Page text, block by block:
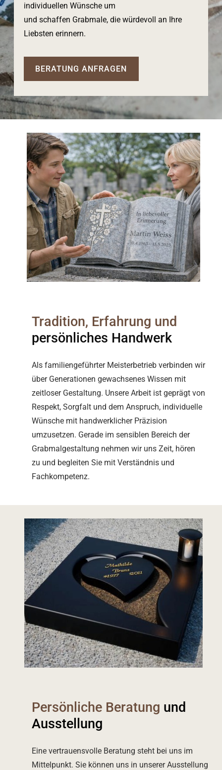
individuellen Wünsche um
und schaffen Grabmale, die würdevoll an Ihre
Liebsten erinnern.
BERATUNG ANFRAGEN
Tradition, Erfahrung und
persönliches Handwerk
Als familiengeführter Meisterbetrieb verbinden wir
über Generationen gewachsenes Wissen mit
zeitloser Gestaltung. Unsere Arbeit ist geprägt von
Respekt, Sorgfalt und dem Anspruch, individuelle
Wünsche mit handwerklicher Präzision
umzusetzen. Gerade im sensiblen Bereich der
Grabmalgestaltung nehmen wir uns Zeit, hören
zu und begleiten Sie mit Verständnis und
Fachkompetenz.
Persönliche Beratung und
Ausstellung
Eine vertrauensvolle Beratung steht bei uns im
Mittelpunkt. Sie können uns in unserer Ausstellung